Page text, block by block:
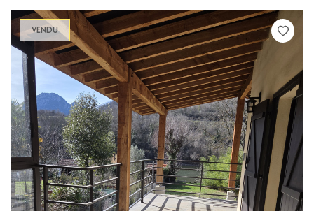
VENDU